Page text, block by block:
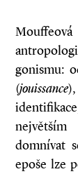
gonismu:
(jouissance
největším
domnívat
epoše lze